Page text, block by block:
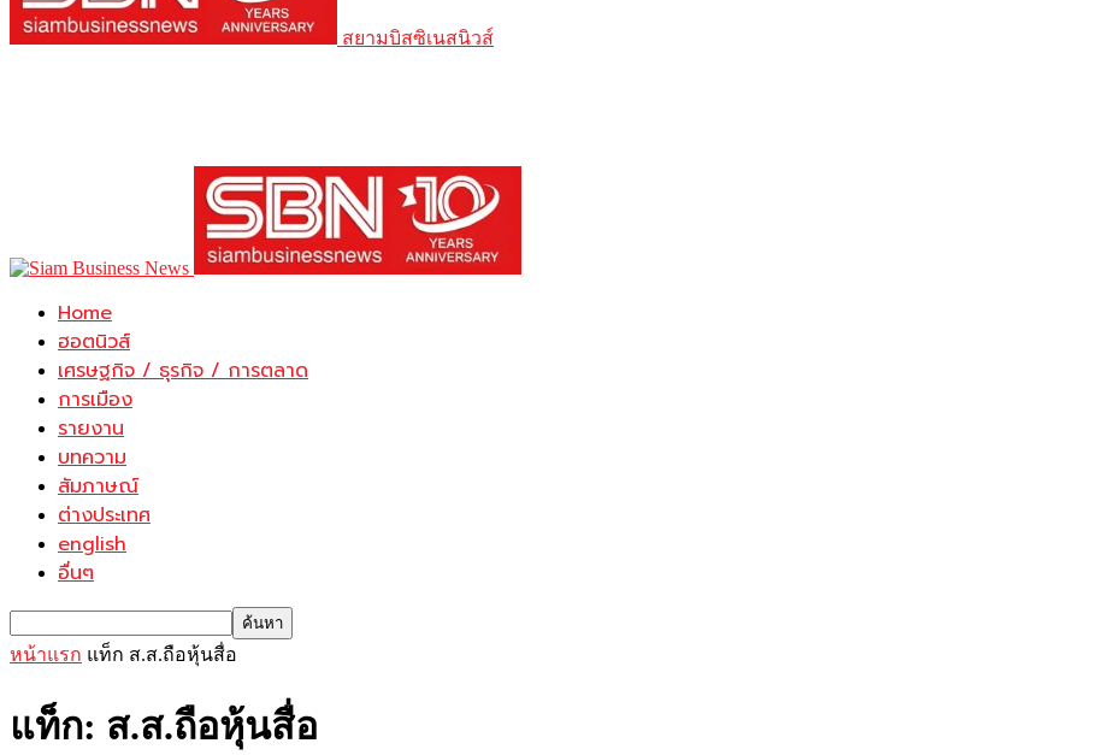
สยามบิสซิเนสนิวส์
Home
ฮอตนิวส์
เศรษฐกิจ / ธุรกิจ / การตลาด
การเมือง
รายงาน
บทความ
สัมภาษณ์
ต่างประเทศ
english
อื่นๆ
หน้าแรก แท็ก ส.ส.ถือหุ้นสื่อ
แท็ก: ส.ส.ถือหุ้นสื่อ